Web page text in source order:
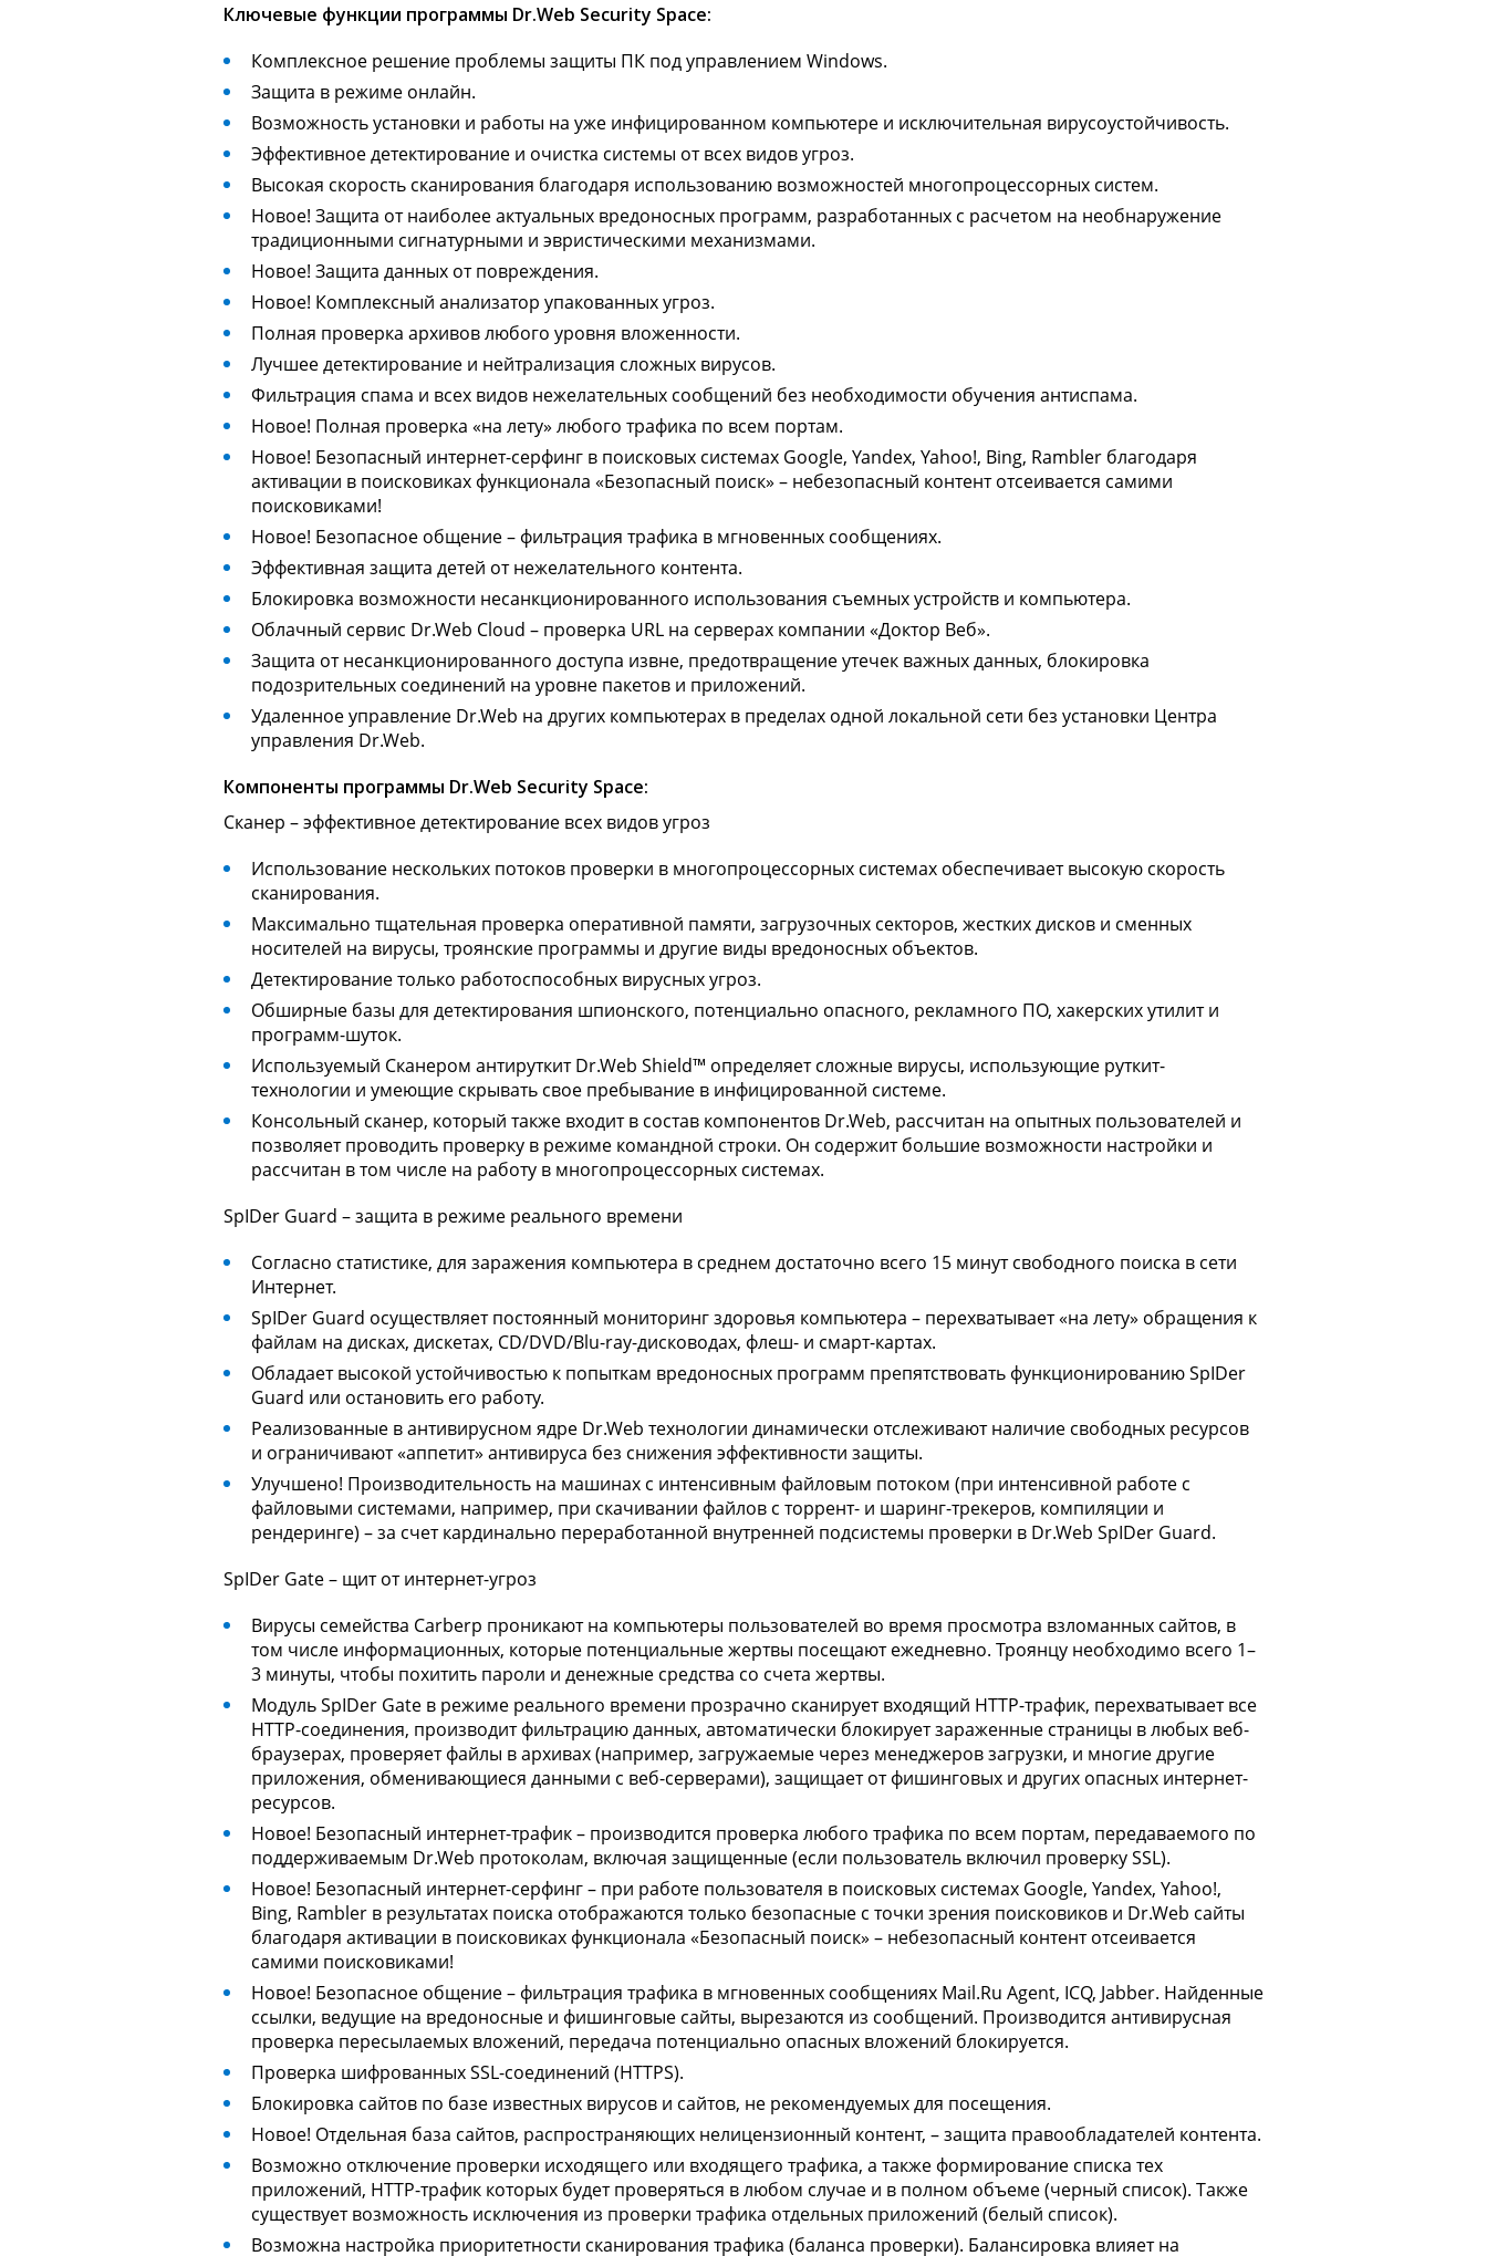
Ключевые функции программы Dr.Web Security Space:
Комплексное решение проблемы защиты ПК под управлением Windows.
Защита в режиме онлайн.
Возможность установки и работы на уже инфицированном компьютере и исключительная вирусоустойчивость.
Эффективное детектирование и очистка системы от всех видов угроз.
Высокая скорость сканирования благодаря использованию возможностей многопроцессорных систем.
Новое! Защита от наиболее актуальных вредоносных программ, разработанных с расчетом на необнаружение
традиционными сигнатурными и эвристическими механизмами.
Новое! Защита данных от повреждения.
Новое! Комплексный анализатор упакованных угроз.
Полная проверка архивов любого уровня вложенности.
Лучшее детектирование и нейтрализация сложных вирусов.
Фильтрация спама и всех видов нежелательных сообщений без необходимости обучения антиспама.
Новое! Полная проверка «на лету» любого трафика по всем портам.
Новое! Безопасный интернет-серфинг в поисковых системах Google, Yandex, Yahoo!, Bing, Rambler благодаря
активации в поисковиках функционала «Безопасный поиск» – небезопасный контент отсеивается самими
поисковиками!
Новое! Безопасное общение – фильтрация трафика в мгновенных сообщениях.
Эффективная защита детей от нежелательного контента.
Блокировка возможности несанкционированного использования съемных устройств и компьютера.
Облачный сервис Dr.Web Cloud – проверка URL на серверах компании «Доктор Веб».
Защита от несанкционированного доступа извне, предотвращение утечек важных данных, блокировка
подозрительных соединений на уровне пакетов и приложений.
Удаленное управление Dr.Web на других компьютерах в пределах одной локальной сети без установки Центра
управления Dr.Web.
Компоненты программы Dr.Web Security Space:
Сканер – эффективное детектирование всех видов угроз
Использование нескольких потоков проверки в многопроцессорных системах обеспечивает высокую скорость
сканирования.
Максимально тщательная проверка оперативной памяти, загрузочных секторов, жестких дисков и сменных
носителей на вирусы, троянские программы и другие виды вредоносных объектов.
Детектирование только работоспособных вирусных угроз.
Обширные базы для детектирования шпионского, потенциально опасного, рекламного ПО, хакерских утилит и
программ-шуток.
Используемый Сканером антируткит Dr.Web Shield™ определяет сложные вирусы, использующие руткит-
технологии и умеющие скрывать свое пребывание в инфицированной системе.
Консольный сканер, который также входит в состав компонентов Dr.Web, рассчитан на опытных пользователей и
позволяет проводить проверку в режиме командной строки. Он содержит большие возможности настройки и
рассчитан в том числе на работу в многопроцессорных системах.
SpIDer Guard – защита в режиме реального времени
Согласно статистике, для заражения компьютера в среднем достаточно всего 15 минут свободного поиска в сети
Интернет.
SpIDer Guard осуществляет постоянный мониторинг здоровья компьютера – перехватывает «на лету» обращения к
файлам на дисках, дискетах, CD/DVD/Blu-ray-дисководах, флеш- и смарт-картах.
Обладает высокой устойчивостью к попыткам вредоносных программ препятствовать функционированию SpIDer
Guard или остановить его работу.
Реализованные в антивирусном ядре Dr.Web технологии динамически отслеживают наличие свободных ресурсов
и ограничивают «аппетит» антивируса без снижения эффективности защиты.
Улучшено! Производительность на машинах с интенсивным файловым потоком (при интенсивной работе с
файловыми системами, например, при скачивании файлов с торрент- и шаринг-трекеров, компиляции и
рендеринге) – за счет кардинально переработанной внутренней подсистемы проверки в Dr.Web SpIDer Guard.
SpIDer Gate– щит от интернет-угроз
Вирусы семейства Carberp проникают на компьютеры пользователей во время просмотра взломанных сайтов, в
том числе информационных, которые потенциальные жертвы посещают ежедневно. Троянцу необходимо всего 1–
3 минуты, чтобы похитить пароли и денежные средства со счета жертвы.
Модуль SpIDer Gate в режиме реального времени прозрачно сканирует входящий HTTP-трафик, перехватывает все
HTTP-соединения, производит фильтрацию данных, автоматически блокирует зараженные страницы в любых веб-
браузерах, проверяет файлы в архивах (например, загружаемые через менеджеров загрузки, и многие другие
приложения, обменивающиеся данными с веб-серверами), защищает от фишинговых и других опасных интернет-
ресурсов.
Новое! Безопасный интернет-трафик – производится проверка любого трафика по всем портам, передаваемого по
поддерживаемым Dr.Web протоколам, включая защищенные (если пользователь включил проверку SSL).
Новое! Безопасный интернет-серфинг – при работе пользователя в поисковых системах Google, Yandex, Yahoo!,
Bing, Rambler в результатах поиска отображаются только безопасные с точки зрения поисковиков и Dr.Web сайты
благодаря активации в поисковиках функционала «Безопасный поиск» – небезопасный контент отсеивается
самими поисковиками!
Новое! Безопасное общение – фильтрация трафика в мгновенных сообщениях Mail.Ru Agent, ICQ, Jabber. Найденные
ссылки, ведущие на вредоносные и фишинговые сайты, вырезаются из сообщений. Производится антивирусная
проверка пересылаемых вложений, передача потенциально опасных вложений блокируется.
Проверка шифрованных SSL-соединений (HTTPS).
Блокировка сайтов по базе известных вирусов и сайтов, не рекомендуемых для посещения.
Новое! Отдельная база сайтов, распространяющих нелицензионный контент, – защита правообладателей контента.
Возможно отключение проверки исходящего или входящего трафика, а также формирование списка тех
приложений, HTTP-трафик которых будет проверяться в любом случае и в полном объеме (черный список). Также
существует возможность исключения из проверки трафика отдельных приложений (белый список).
Возможна настройка приоритетности сканирования трафика (баланса проверки). Балансировка влияет на